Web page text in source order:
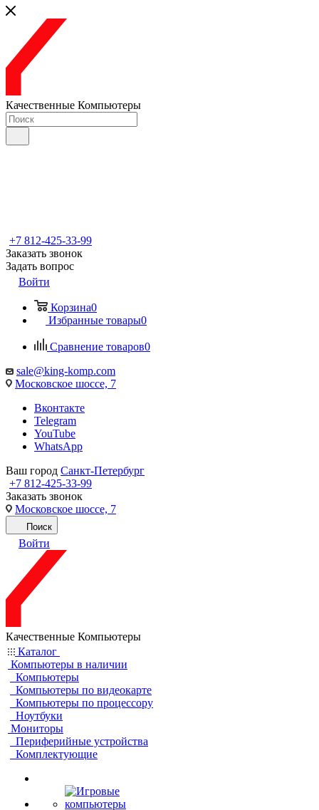
Качественные Компьютеры
+7 812-425-33-99
Заказать звонок
Задать вопрос
Войти
Корзина0
Избранные товары0
Сравнение товаров0
sale@king-komp.com
Московское шоссе, 7
Вконтакте
Telegram
YouTube
WhatsApp
Ваш город Санкт-Петербург
+7 812-425-33-99
Заказать звонок
Московское шоссе, 7
Поиск
Войти
Качественные Компьютеры
Каталог
Компьютеры в наличии
Компьютеры
Компьютеры по видеокарте
Компьютеры по процессору
Ноутбуки
Мониторы
Периферийные устройства
Комплектующие